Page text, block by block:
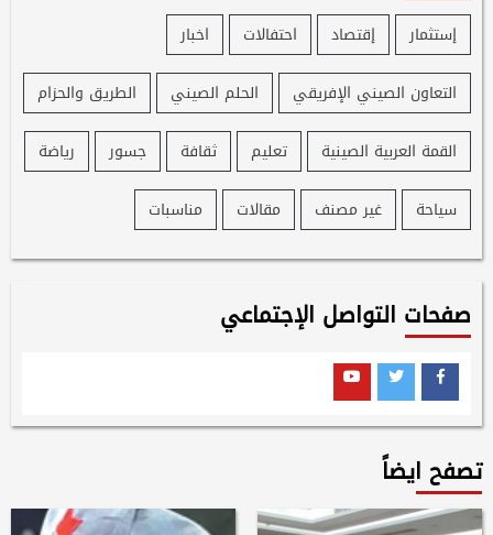
إستثمار إقتصاد احتفالات
اخبار
التعاون الصيني الإفريقي
الحلم الصيني
الطريق والحزام
القمة العربية الصينية
تعليم ثقافة جسور
رياضة
سياحة
غير مصنف مقالات مناسبات
صفحات التواصل الإجتماعي
Facebook
Twitter
Youtube
تصفح ايضاً